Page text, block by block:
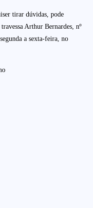
tirar dúvidas, pode
Arthur Bernardes, nº
a sexta-feira, no